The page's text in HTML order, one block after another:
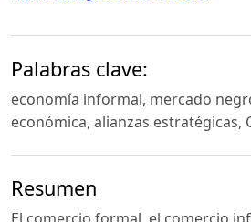
Palabras clave:
economía informal, mercado
económica, alianzas estratégicas,
Resumen